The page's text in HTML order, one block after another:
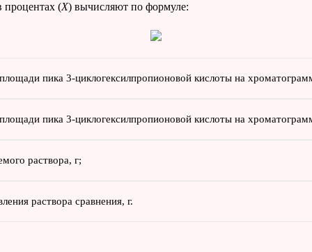
процентах (Х) вычисляют по формуле:
пика 3-циклогексилпропионовой кислоты на
пика 3-циклогексилпропионовой кислоты на
раствора, г;
раствора сравнения, г.